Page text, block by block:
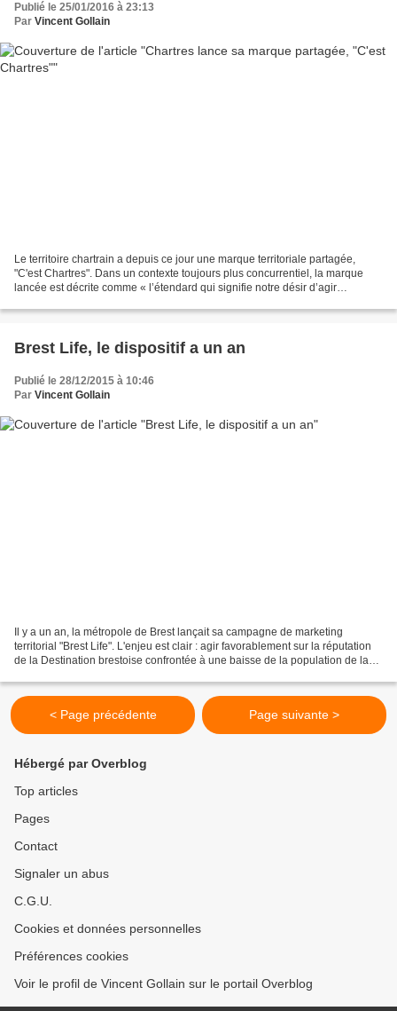
Publié le 25/01/2016 à 23:13
Par Vincent Gollain
Le territoire chartrain a depuis ce jour une marque territoriale partagée,
"C'est Chartres". Dans un contexte toujours plus concurrentiel, la marque
lancée est décrite comme « l’étendard qui signifie notre désir d’agir
Brest Life, le dispositif a un an
Publié le 28/12/2015 à 10:46
Par Vincent Gollain
Il y a un an, la métropole de Brest lançait sa campagne de marketing
territorial "Brest Life". L'enjeu est clair : agir favorablement sur la réputation
de la Destination brestoise confrontée à une baisse de la population de la
< Page précédente Page suivante >
Hébergé par Overblog
Top articles
Pages
Contact
Signaler un abus
C.G.U.
Cookies et données personnelles
Préférences cookies
Voir le profil de Vincent Gollain sur le portail Overblog